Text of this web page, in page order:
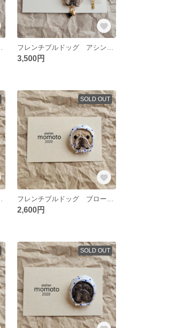
3,500円
SOLD OUT
2,600円
SOLD OUT